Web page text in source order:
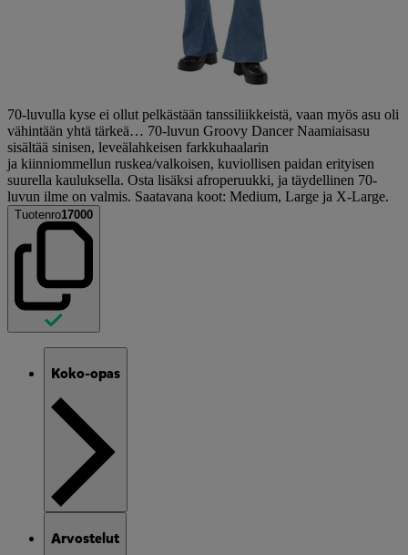
70-luvulla kyse ei ollut pelkästään tanssiliikkeistä, vaan myös asu oli
vähintään yhtä tärkeä… 70-luvun Groovy Dancer Naamiaisasu
sisältää sinisen, leveälahkeisen farkkuhaalarin
ja kiinniommellun ruskea/valkoisen, kuviollisen paidan erityisen
suurella kauluksella. Osta lisäksi afroperuukki, ja täydellinen 70-
luvun ilme on valmis. Saatavana koot: Medium, Large ja X-Large.
Tuotenro17000
Koko-opas
Arvostelut